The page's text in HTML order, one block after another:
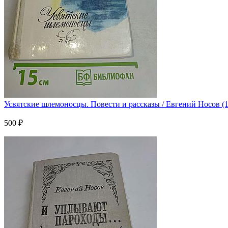
Усвятские шлемоносцы. Повести и рассказы / Евгений Носов
500 ₽